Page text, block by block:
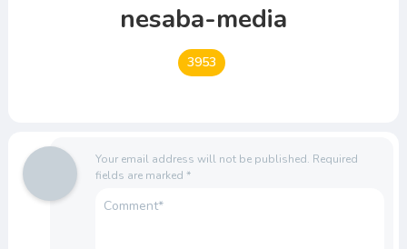
nesaba-media
3953
Your email address will not be published. Required
fields are marked *